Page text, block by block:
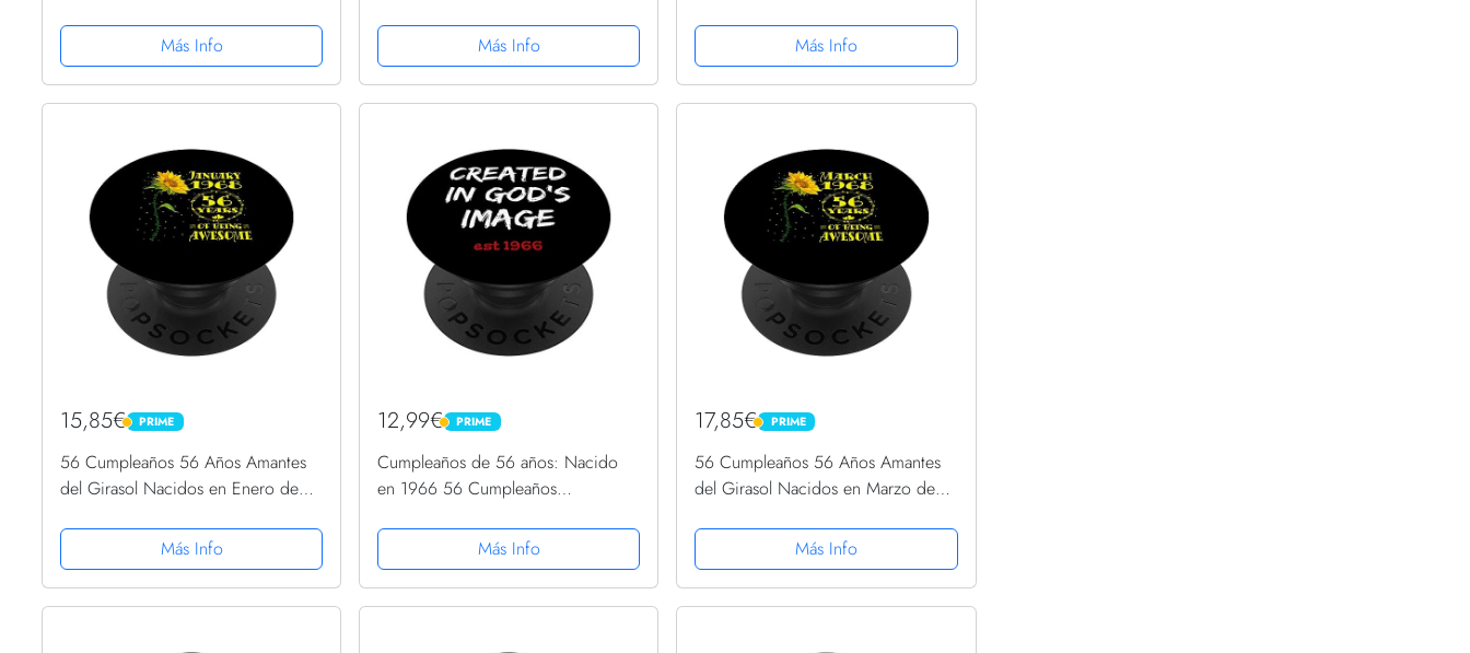
IntercambiableMás Info
Más Info
Más Info
15,85€ PRIME
PRIME
56 Cumpleaños 56 Años Amantes
del Girasol Nacidos en Enero de
IntercambiableMás Info
12,99€ PRIME
PRIME
Cumpleaños de 56 años: Nacido
en 1966 56 Cumpleaños
Más Info
17,85€ PRIME
PRIME
56 Cumpleaños 56 Años Amantes
del Girasol Nacidos en Marzo de
IntercambiableMás Info